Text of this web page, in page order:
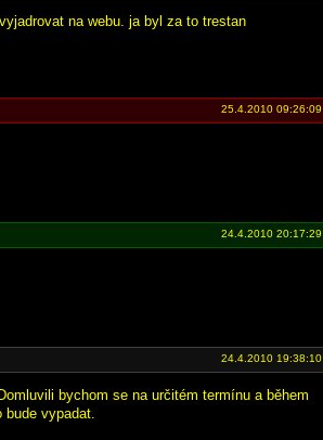
na webu. ja byl za to trestan
25.4.2010 09:26:09
24.4.2010 20:17:29
24.4.2010 19:38:10
bychom se na určitém termínu a během
bude vypadat.